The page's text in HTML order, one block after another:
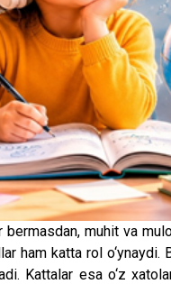
muhit va
ham katta rol o‘ynaydi.
Kattalar esa o‘z